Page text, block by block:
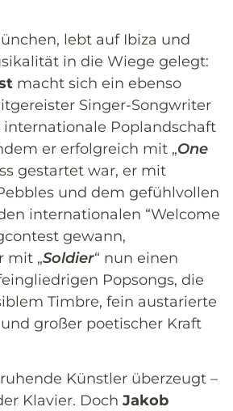
lebt auf Ibiza und
in die Wiege gelegt:
macht sich ein ebenso
Singer-Songwriter
internationale Poplandschaft
er erfolgreich mit „One
gestartet war, er mit
und dem gefühlvollen
internationalen “Welcome
gewann,
mit „Soldier“ nun einen
Popsongs, die
Timbre, fein austarierte
großer poetischer Kraft
Künstler überzeugt –
Klavier. Doch Jakob